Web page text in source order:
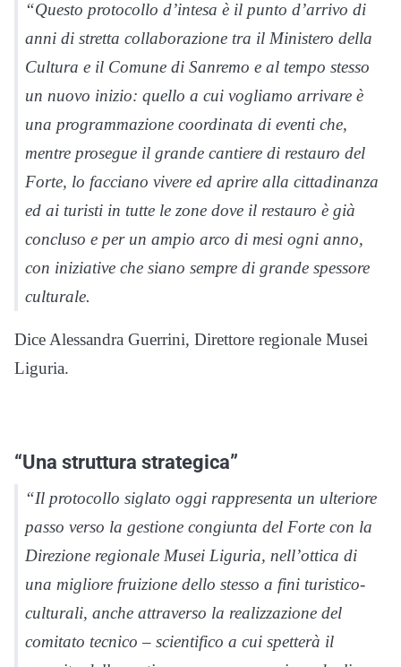
“Questo protocollo d’intesa è il punto d’arrivo di
anni di stretta collaborazione tra il Ministero della
Cultura e il Comune di Sanremo e al tempo stesso
un nuovo inizio: quello a cui vogliamo arrivare è
una programmazione coordinata di eventi che,
mentre prosegue il grande cantiere di restauro del
Forte, lo facciano vivere ed aprire alla cittadinanza
ed ai turisti in tutte le zone dove il restauro è già
concluso e per un ampio arco di mesi ogni anno,
con iniziative che siano sempre di grande spessore
culturale.
Dice Alessandra Guerrini, Direttore regionale Musei
Liguria.
“Una struttura strategica”
“Il protocollo siglato oggi rappresenta un ulteriore
passo verso la gestione congiunta del Forte con la
Direzione regionale Musei Liguria, nell’ottica di
una migliore fruizione dello stesso a fini turistico-
culturali, anche attraverso la realizzazione del
comitato tecnico – scientifico a cui spetterà il